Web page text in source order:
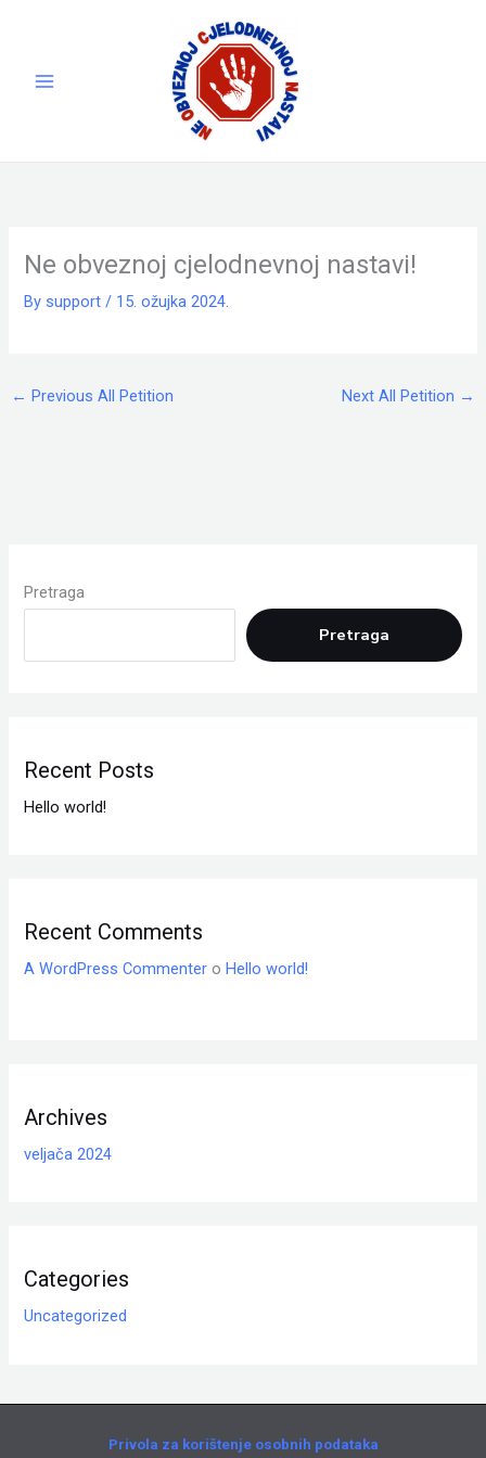
Ne obveznoj cjelodnevnoj nastavi!
By support/ 15. ožujka 2024.
← Previous All Petition Next All Petition →
Pretraga
Pretraga
Recent Posts
Hello world!
Recent Comments
A WordPress Commenter oHello world!
Archives
veljača 2024
Categories
Uncategorized
Privola za korištenje osobnih podataka